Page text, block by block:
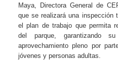
Maya, Directora General de
que se realizará una inspección
el plan de trabajo que permita
del parque, garantizando
aprovechamiento pleno por
jóvenes y personas adultas.